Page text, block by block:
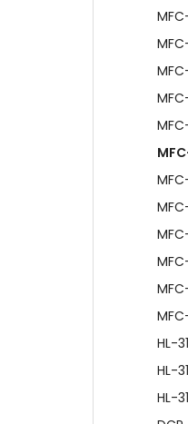
HL-
HL-
HL-